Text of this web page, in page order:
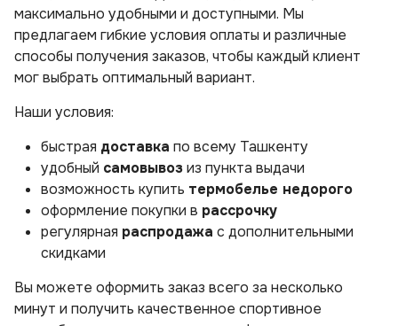
максимально удобными и доступными. Мы
предлагаем гибкие условия оплаты и различные
способы получения заказов, чтобы каждый клиент
мог выбрать оптимальный вариант.
Наши условия:
быстрая доставка по всему Ташкенту
удобный самовывозиз пункта выдачи
возможность купить термобелье недорого
оформление покупки в рассрочку
регулярная распродажа с дополнительными
скидками
Вы можете оформить заказ всего за несколько
минут и получить качественное спортивное